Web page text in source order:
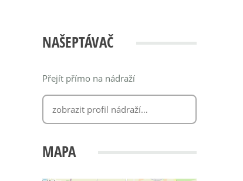
NAŠEPTÁVAČ
Přejít přímo na nádraží
MAPA